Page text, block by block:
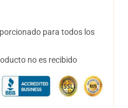
para todos los
no es recibido